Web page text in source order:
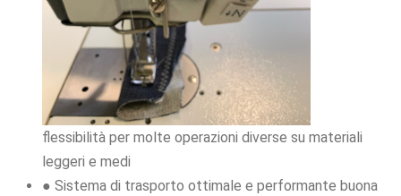
flessibilità per molte operazioni diverse su materiali
leggeri e medi
● Sistema di trasporto ottimale e performante buona